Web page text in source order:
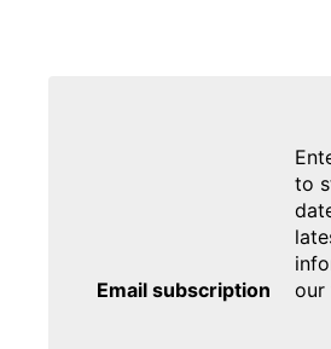
Email subscription
to
our